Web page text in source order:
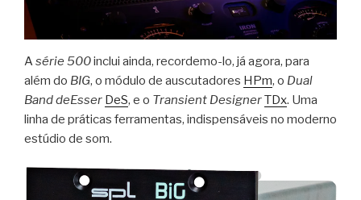
Asérie 500inclui ainda, recordemo-lo, já agora, para
além do BIG, o módulo de auscutadores HPm, o Dual
Band deEsser DeS, e o Transient DesignerTDx. Uma
linha de práticas ferramentas, indispensáveis no moderno
estúdio de som.